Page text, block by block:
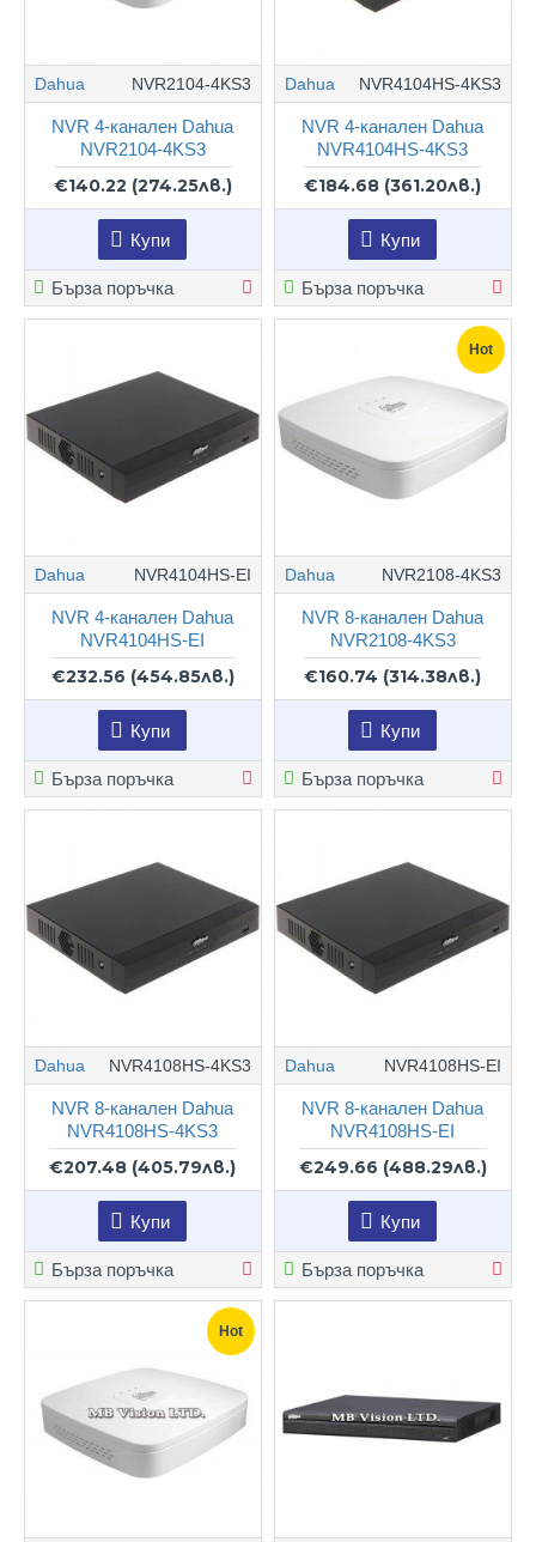
Dahua NVR2104-4KS3
NVR 4-канален Dahua
NVR2104-4KS3
€140.22 (274.25лв.)
Купи
Бърза поръчка
Dahua NVR4104HS-4KS3
NVR 4-канален Dahua
NVR4104HS-4KS3
€184.68 (361.20лв.)
Купи
Бърза поръчка
Dahua NVR4104HS-EI
NVR 4-канален Dahua
NVR4104HS-EI
€232.56 (454.85лв.)
Купи
Бърза поръчка
Hot
Dahua NVR2108-4KS3
NVR 8-канален Dahua
NVR2108-4KS3
€160.74 (314.38лв.)
Купи
Бърза поръчка
Dahua NVR4108HS-4KS3
NVR 8-канален Dahua
NVR4108HS-4KS3
€207.48 (405.79лв.)
Купи
Бърза поръчка
Dahua NVR4108HS-EI
NVR 8-канален Dahua
NVR4108HS-EI
€249.66 (488.29лв.)
Купи
Бърза поръчка
Hot